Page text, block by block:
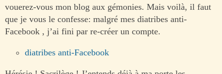
vouerez-vous mon blog aux gémonies. Mais voilà, il faut
que je vous le confesse: malgré mes diatribes anti-
Facebook , j’ai fini par re-créer un compte.
diatribes anti-Facebook